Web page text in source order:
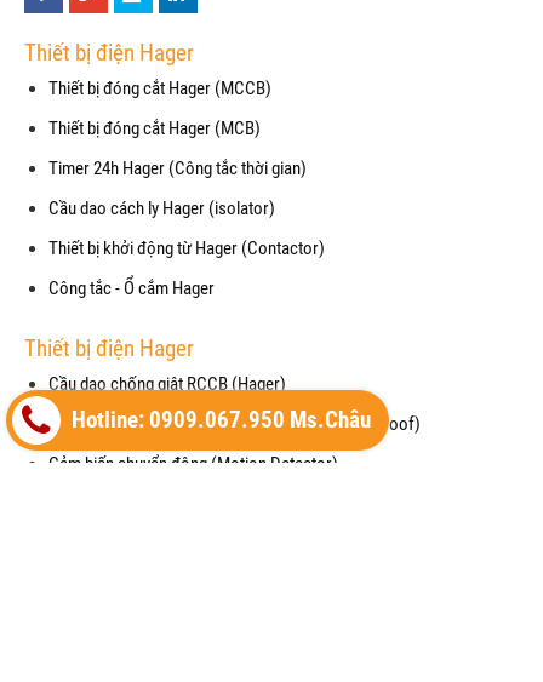
Thiết bị điện Hager
Thiết bị đóng cắt Hager (MCCB)
Thiết bị đóng cắt Hager (MCB)
Timer 24h Hager (Công tắc thời gian)
Cầu dao cách ly Hager (isolator)
Thiết bị khởi động từ Hager (Contactor)
Công tắc - Ổ cắm Hager
Thiết bị điện Hager
Cầu dao chống giật RCCB (Hager)
Mặt che chống thấm nước cho công tắc (waterproof)
Cảm biến chuyển động (Motion Detector)
Hotline: 0909.067.950 Ms.Châu